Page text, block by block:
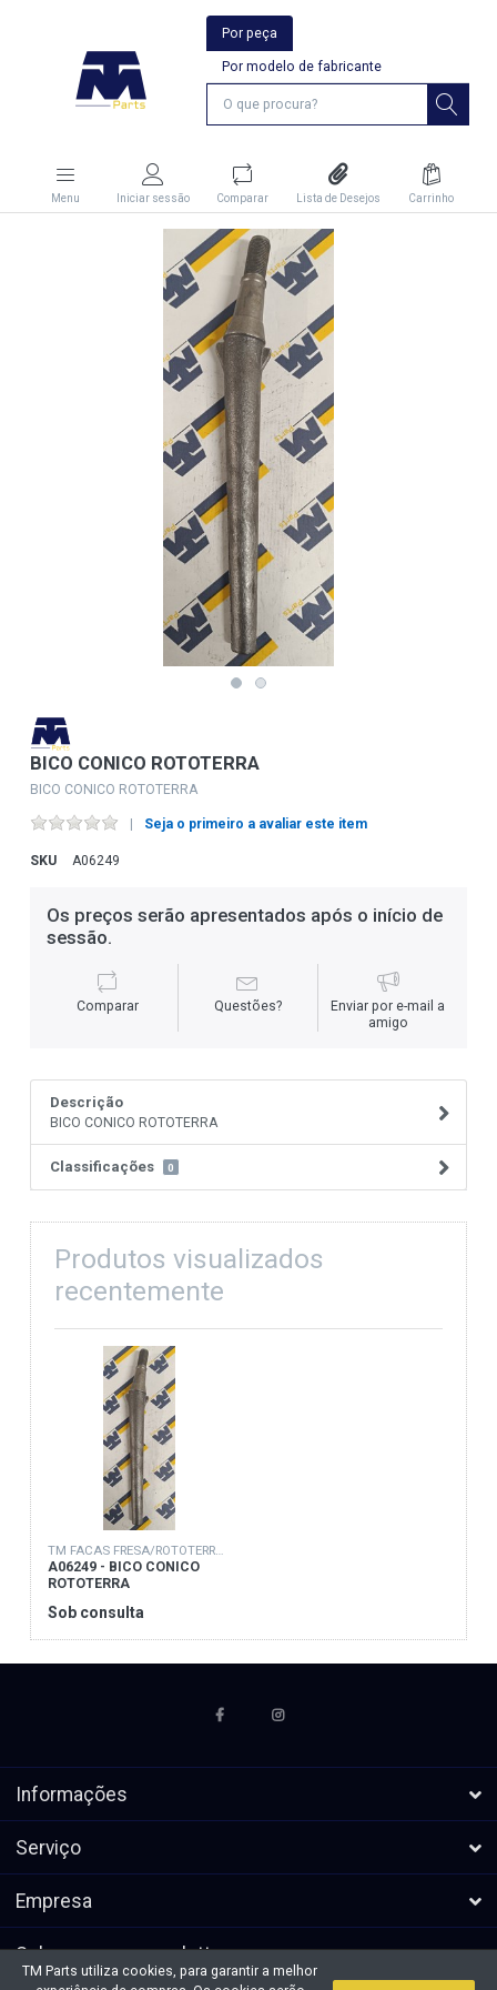
Por peça
Por modelo de fabricante
Menu Iniciar sessão Comparar Lista de Desejos Carrinho
BICO CONICO ROTOTERRA
BICO CONICO ROTOTERRA
Seja o primeiro a avaliar este item
SKU A06249
Os preços serão apresentados após o início de
sessão.
Comparar Questões?
Enviar por e-mail a
amigo
Descrição
BICO CONICO ROTOTERRA
Classificações 0
Produtos visualizados
recentemente
TM FACAS FRESA/ROTOTERRA/DIVERSAS
A06249 - BICO CONICO
ROTOTERRA
Sob consulta
Informações
Serviço
Empresa
Subscrever a newsletters
TM Parts utiliza cookies, para garantir a melhor